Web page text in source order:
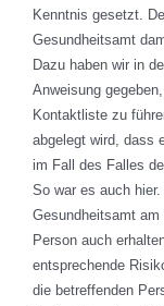
Kenntnis gesetzt.
Gesundheitsamt
Dazu haben wir in
Anweisung
Kontaktliste zu
abgelegt wird, dass
im Fall des Falles
So war es auch
Gesundheitsamt
Person auch
entsprechende
die betreffenden